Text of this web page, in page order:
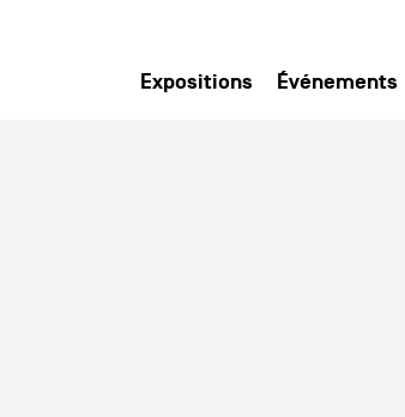
Expositions Événements